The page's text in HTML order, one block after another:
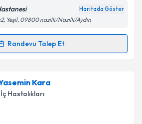
işlenmesine ilişkin
ve kişisel verilerimin belirtilen
Talebini Gönder
Haritada Göster
Yeşil, 09800 nazilli/Nazilli/Aydın
Randevu Talep Et
Talebi
için randevu takvimi talebi
uzmandan randevu almanız için bir
e-posta ile bilgilendireceğiz.
Kara
Hastalıkları